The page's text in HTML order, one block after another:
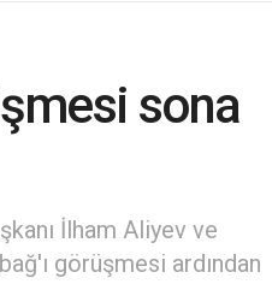
sona
İlham Aliyev ve
görüşmesi ardından